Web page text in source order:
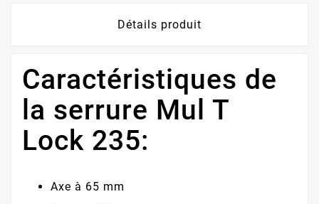
Détails produit
Caractéristiques de
la serrure Mul T
Lock 235:
Axe à 65 mm